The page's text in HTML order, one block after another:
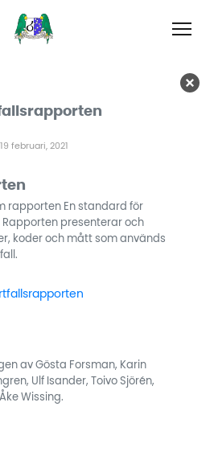
19 februari, 2021
rapporten En standard för
presenterar och
koder och mått som används
av Gösta Forsman, Karin
Ulf Isander, Toivo Sjörén,
Wissing.